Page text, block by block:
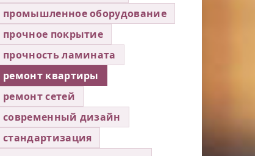
промышленное оборудование
прочное покрытие
прочность ламината
ремонт квартиры
ремонт сетей
современный дизайн
стандартизация